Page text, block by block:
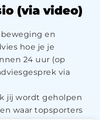
(via video)
en
hoe je je
24 uur (op
via
jij wordt geholpen
waar topsporters